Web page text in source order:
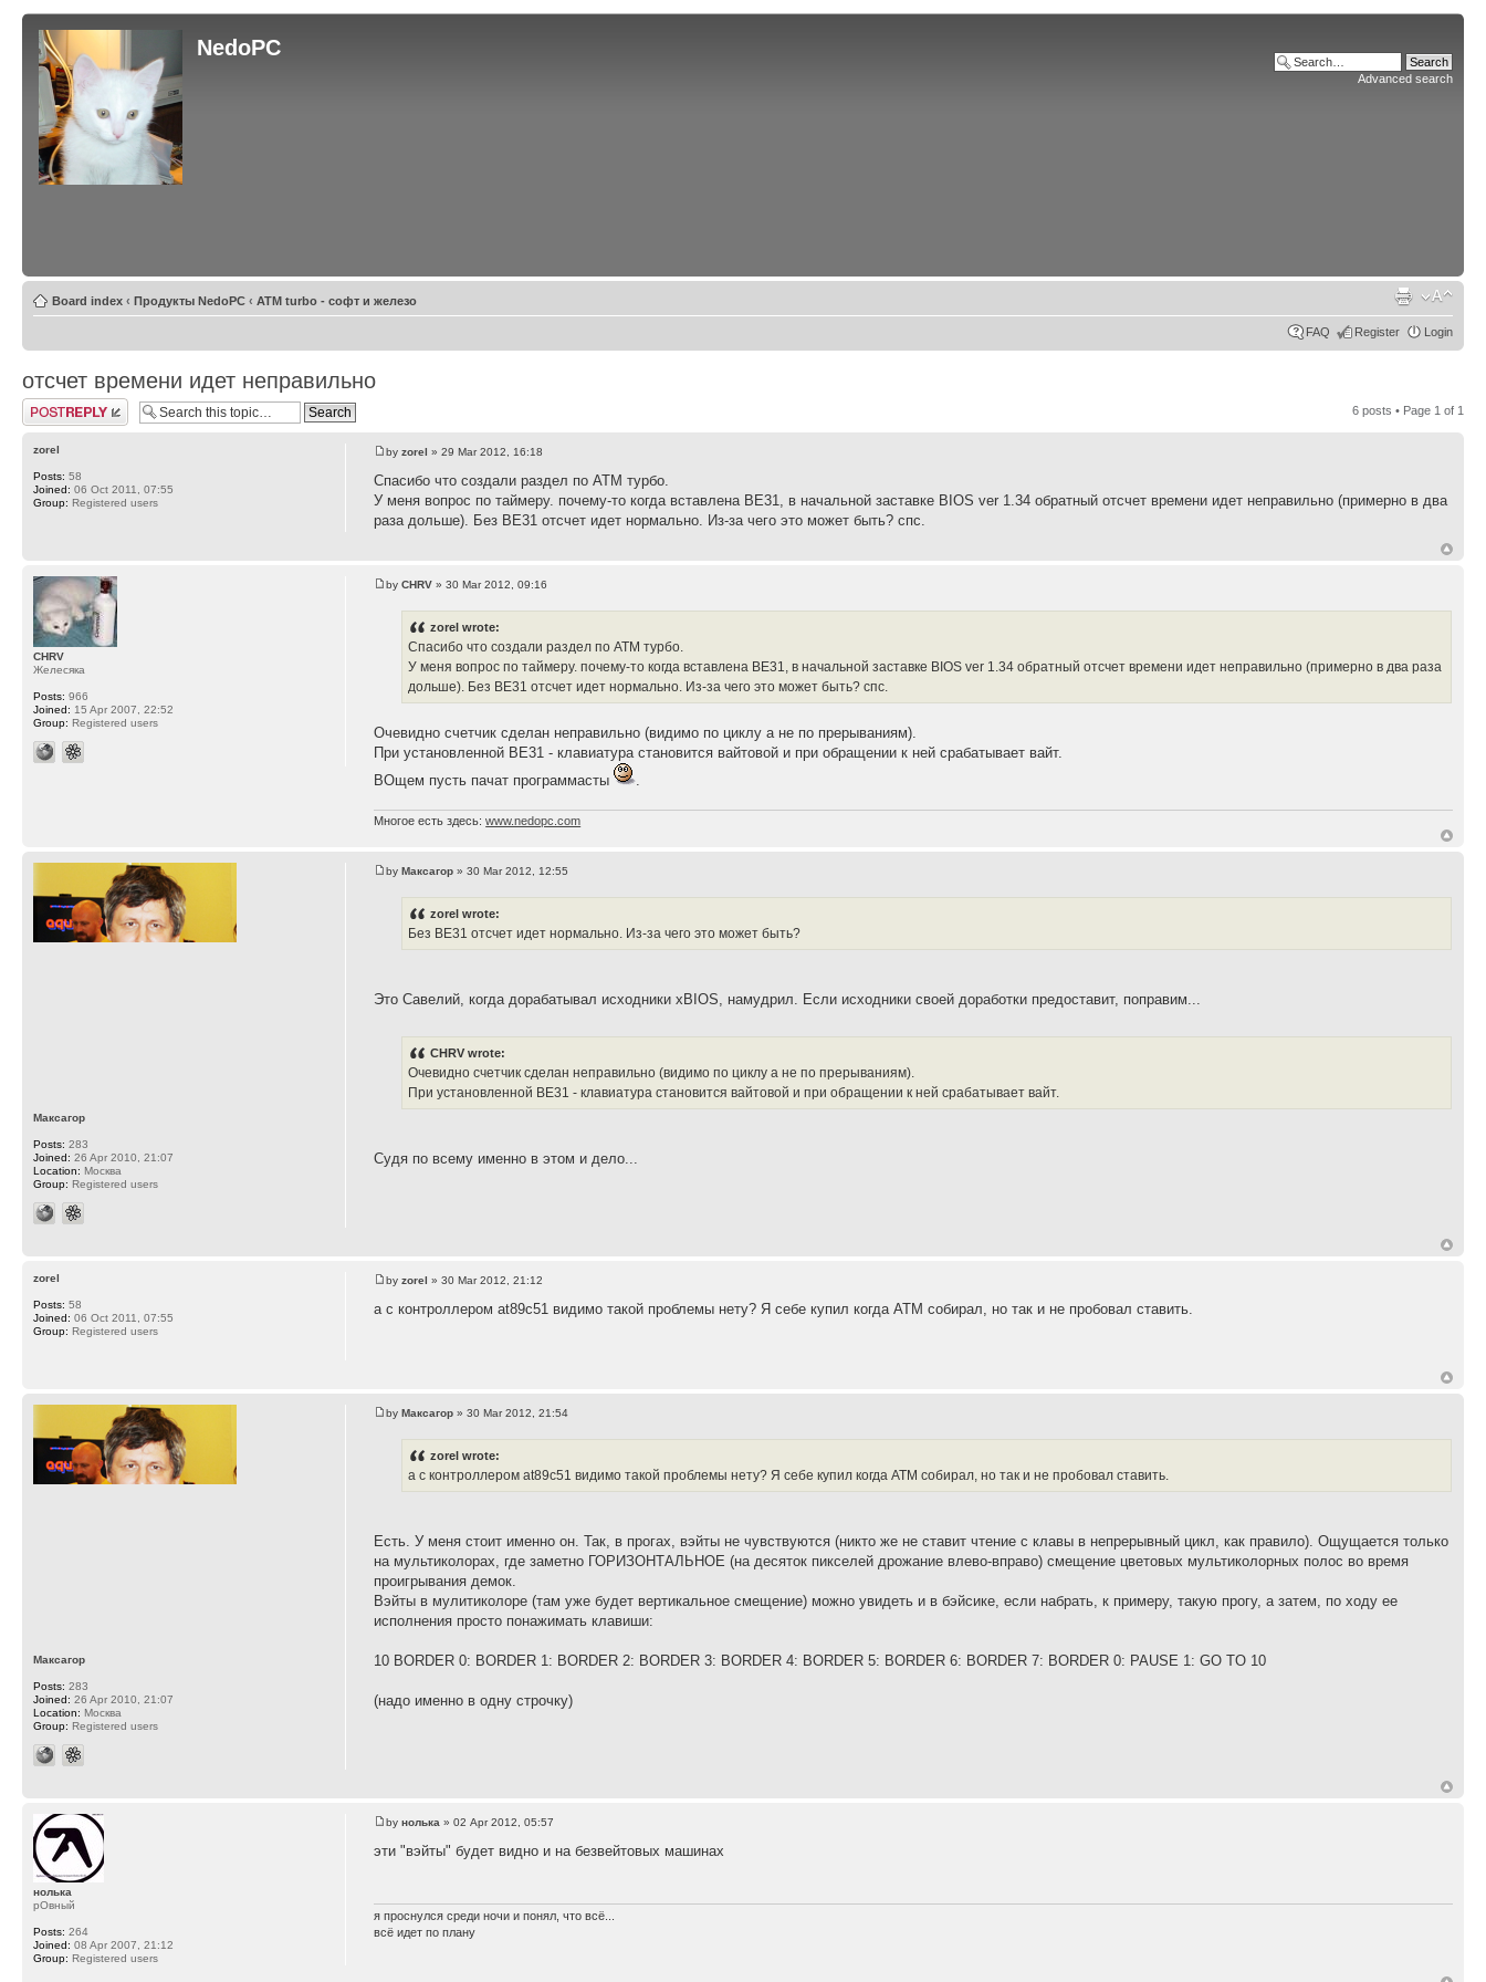
NedoPC
Advanced search
Board index ‹ Продукты NedoPC ‹ ATM turbo - софт и железо
FAQ Register Login
отсчет времени идет неправильно
Post a reply 6 posts • Page 1 of 1
byzorel » 29 Mar 2012, 16:18
Спасибо что создали раздел по АТМ турбо.
У меня вопрос по таймеру. почему-то когда вставлена ВЕ31, в начальной заставке BIOS ver 1.34 обратный отсчет времени идет неправильно (примерно в два
раза дольше). Без ВЕ31 отсчет идет нормально. Из-за чего это может быть? спс.
zorel
Posts: 58
Joined: 06 Oct 2011, 07:55
Group: Registered users
byCHRV » 30 Mar 2012, 09:16
zorel wrote:
Спасибо что создали раздел по АТМ турбо.
У меня вопрос по таймеру. почему-то когда вставлена ВЕ31, в начальной заставке BIOS ver 1.34 обратный отсчет времени идет неправильно (примерно в два раза
дольше). Без ВЕ31 отсчет идет нормально. Из-за чего это может быть? спс.
Очевидно счетчик сделан неправильно (видимо по циклу а не по прерываниям).
При установленной ВЕ31 - клавиатура становится вайтовой и при обращении к ней срабатывает вайт.
ВОщем пусть пачат программасты
Многое есть здесь:www.nedopc.com
CHRV
Желесяка
Posts: 966
Joined: 15 Apr 2007, 22:52
Group: Registered users
byМаксагор » 30 Mar 2012, 12:55
zorel wrote:
Без ВЕ31 отсчет идет нормально. Из-за чего это может быть?
Это Савелий, когда дорабатывал исходники xBIOS, намудрил. Если исходники своей доработки предоставит, поправим...
CHRV wrote:
Очевидно счетчик сделан неправильно (видимо по циклу а не по прерываниям).
При установленной ВЕ31 - клавиатура становится вайтовой и при обращении к ней срабатывает вайт.
Судя по всему именно в этом и дело...
Максагор
Posts: 283
Joined: 26 Apr 2010, 21:07
Location: Москва
Group: Registered users
byzorel » 30 Mar 2012, 21:12
а с контроллером at89c51 видимо такой проблемы нету? Я себе купил когда АТМ собирал, но так и не пробовал ставить.
zorel
Posts: 58
Joined: 06 Oct 2011, 07:55
Group: Registered users
byМаксагор » 30 Mar 2012, 21:54
zorel wrote:
а с контроллером at89c51 видимо такой проблемы нету? Я себе купил когда АТМ собирал, но так и не пробовал ставить.
Есть. У меня стоит именно он. Так, в прогах, вэйты не чувствуются (никто же не ставит чтение с клавы в непрерывный цикл, как правило). Ощущается только
на мультиколорах, где заметно ГОРИЗОНТАЛЬНОЕ (на десяток пикселей дрожание влево-вправо) смещение цветовых мультиколорных полос во время
проигрывания демок.
Вэйты в мулитиколоре (там уже будет вертикальное смещение) можно увидеть и в бэйсике, если набрать, к примеру, такую прогу, а затем, по ходу ее
исполнения просто понажимать клавиши:
10 BORDER 0: BORDER 1: BORDER 2: BORDER 3: BORDER 4: BORDER 5: BORDER 6: BORDER 7: BORDER 0: PAUSE 1: GO TO 10
(надо именно в одну строчку)
Максагор
Posts: 283
Joined: 26 Apr 2010, 21:07
Location: Москва
Group: Registered users
byнолька » 02 Apr 2012, 05:57
эти "вэйты" будет видно и на безвейтовых машинах
я проснулся среди ночи и понял, что всё...
всё идет по плану
нолька
рОвный
Posts: 264
Joined: 08 Apr 2007, 21:12
Group: Registered users